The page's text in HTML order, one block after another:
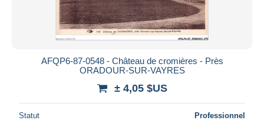
AFQP6-87-0548 - Château de cromières - Près
ORADOUR-SUR-VAYRES
± 4,05 $US
Statut Professionnel